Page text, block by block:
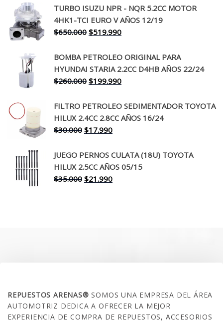
original
era:
$130.000.
actual
es:
$94.990.
TURBO ISUZU NPR - NQR 5.2CC MOTOR
4HK1-TCI EURO V AÑOS 12/19
$650.000 El
original
era:
$650.000.
$519.990El
actual
es:
$519.990.
BOMBA PETROLEO ORIGINAL PARA
HYUNDAI STARIA 2.2CC D4HB AÑOS 22/24
$260.000 El
original
era:
$260.000.
$199.990El
actual
es:
FILTRO PETROLEO SEDIMENTADOR TOYOTA
HILUX 2.4CC 2.8CC AÑOS 16/24
$30.000 El
original
era:
$30.000.
$17.990El
actual
es:
$17.990.
JUEGO PERNOS CULATA (18U) TOYOTA
HILUX 2.5CC AÑOS 05/15
$35.000 El
$21.990El
REPUESTOS ARENAS®SOMOS UNA EMPRESA DEL ÁREA
AUTOMOTRIZ DEDICA A OFRECER LA MEJOR
EXPERIENCIA DE COMPRA DE REPUESTOS, ACCESORIOS